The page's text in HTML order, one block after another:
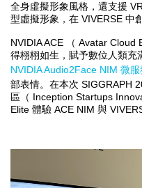
全身虛擬形象風格，還支援
型虛擬形象，在 VIVERSE 中
NVIDIA ACE （ Avatar Cloud
得栩栩如生，賦予數位人類充
NVIDIA Audio2Face NIM 微服
部表情。在本次 SIGGRAPH
區（ Inception Startups
Elite 體驗 ACE NIM 與